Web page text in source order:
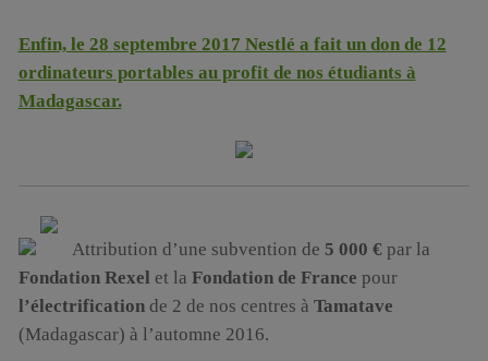
Enfin, le 28 septembre 2017 Nestlé a fait un don de 12
ordinateurs portables au profit de nos étudiants à
Madagascar.
Attribution d’une subvention de 5 000 € par la
Fondation Rexel et la Fondation de France pour
l’électrificationde 2 de nos centres à Tamatave
(Madagascar) à l’automne 2016.